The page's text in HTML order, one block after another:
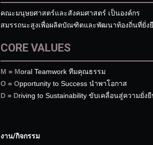
คณะมนุษยศาสตร์และสังคมศาสตร์ เป็นองค์กร
สมรรถนะสูงเพื่อผลิตบัณฑิตและพัฒนาท้องถิ่นที่ยั่ง
CORE VALUES
M = Moral Teamwork ทีมคุณธรรม
O = Opportunity to Success นำพาโอกาส
D = Driving to Sustainability ขับเคลื่อนสู่ความยั่ง
งาน/กิจกรรม